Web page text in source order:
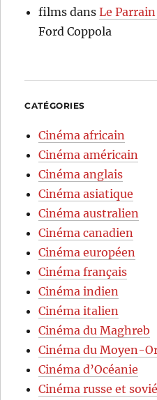
films dansLe
Ford Coppola
CATÉGORIES
Cinéma africain
Cinéma américain
Cinéma anglais
Cinéma asiatique
Cinéma australien
Cinéma canadien
Cinéma européen
Cinéma français
Cinéma indien
Cinéma italien
Cinéma du Maghreb
Cinéma du Moyen-
Cinéma d’Océanie
Cinéma russe et